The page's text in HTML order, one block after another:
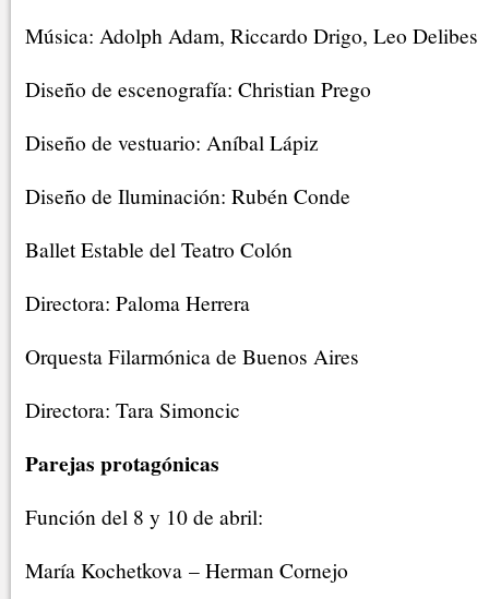
Música: Adolph Adam, Riccardo Drigo, Leo Delibes
Diseño de escenografía: Christian Prego
Diseño de vestuario: Aníbal Lápiz
Diseño de Iluminación: Rubén Conde
Ballet Estable del Teatro Colón
Directora: Paloma Herrera
Orquesta Filarmónica de Buenos Aires
Directora: Tara Simoncic
Parejas protagónicas
Función del 8 y 10 de abril:
María Kochetkova – Herman Cornejo